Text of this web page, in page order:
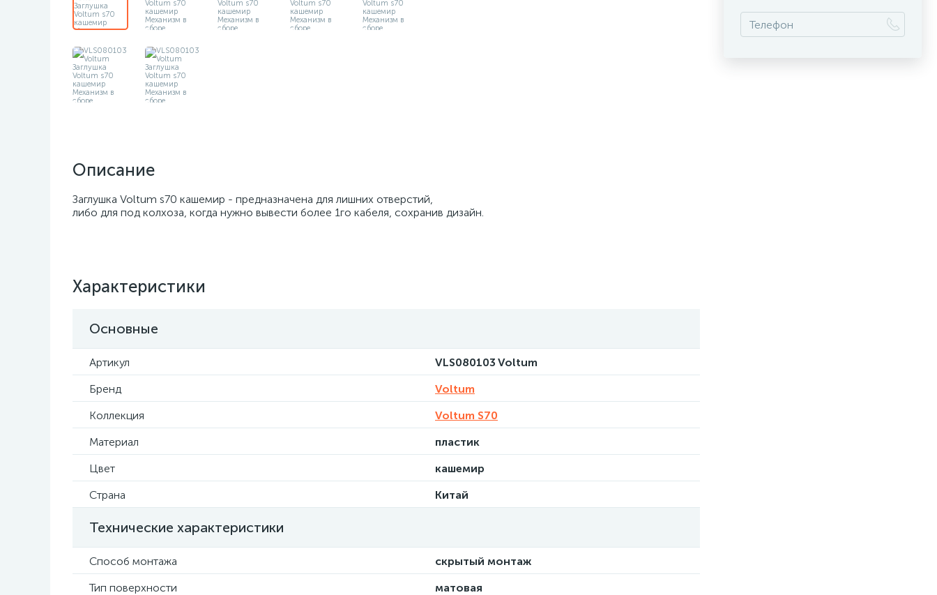
Описание
Заглушка Voltum s70 кашемир - предназначена для лишних отверстий,
либо для под колхоза, когда нужно вывести более 1го кабеля, сохранив дизайн.
Характеристики
Основные
Артикул
VLS080103 Voltum
Бренд
Voltum
Коллекция
Voltum S70
Материал
пластик
Цвет
кашемир
Страна
Китай
Технические характеристики
Способ монтажа
скрытый монтаж
Тип поверхности
матовая